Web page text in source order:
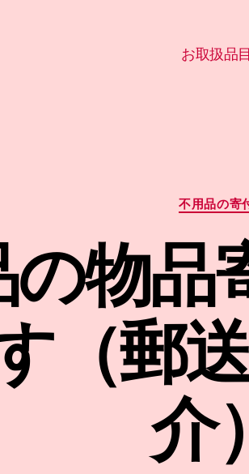
お取扱品目
カ
テ
リ
ー
不用品の寄
の物品
（郵
介）